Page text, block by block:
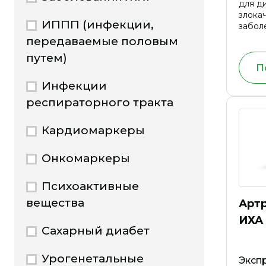
ИППП (инфекции,
передаваемые половым
путем)
Инфекции
респираторного тракта
Кардиомаркеры
Онкомаркеры
Психоактивные
вещества
Сахарный диабет
Урогенетальные
для
ИХА